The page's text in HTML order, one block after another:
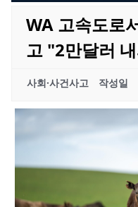
WA 고속도로
고 "2만달러
사회·사건사고 작성일